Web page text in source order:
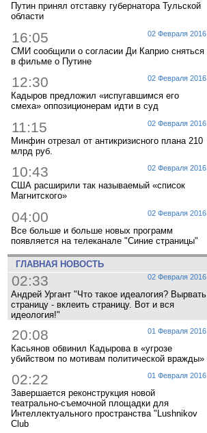
Путин принял отставку губернатора Тульской
области
02 Февраля 2016
16:05
СМИ сообщили о согласии Ди Каприо сняться
в фильме о Путине
02 Февраля 2016
12:30
Кадыров предложил «испугавшимся его
смеха» оппозиционерам идти в суд
02 Февраля 2016
11:15
Минфин отрезал от антикризисного плана 210
млрд руб.
02 Февраля 2016
10:43
США расширили так называемый «список
Магнитского»
02 Февраля 2016
04:00
Все больше и больше новых программ
появляется на телеканале "Синие страницы"
ГЛАВНАЯ НОВОСТЬ
02 Февраля 2016
02:33
Андрей Ургант "Что такое идеалогия? Вырвать
страницу - вклеить страницу. Вот и вся
идеология!"
01 Февраля 2016
20:08
Касьянов обвинил Кадырова в «угрозе
убийством по мотивам политической вражды»
01 Февраля 2016
02:22
Завершается реконструкция новой
театрально-съемочной площадки для
Интеллектуального пространства "Lushnikov
Club